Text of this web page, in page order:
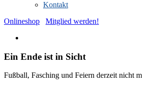
Kontakt
Onlineshop
Mitglied werden!
Ein Ende ist in Sicht
Fußball, Fasching und Feiern derzeit nicht